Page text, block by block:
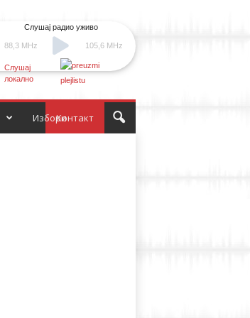
88,3 MHz
Слушај радио уживо
105,6 MHz
Слушај
локално
Контакт
Избори